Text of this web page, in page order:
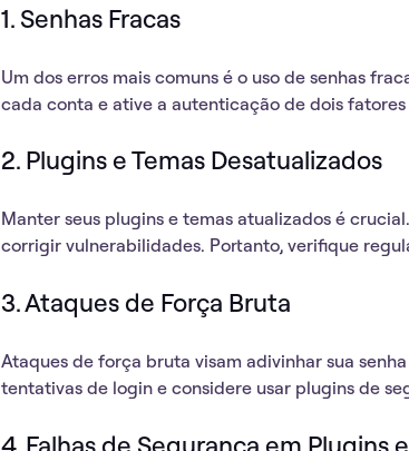
1. Senhas Fracas
Um dos erros mais comuns é o uso de senhas
cada conta e ative a autenticação de dois
2. Plugins e Temas Desatualizados
Manter seus plugins e temas atualizados é
corrigir vulnerabilidades. Portanto, verifique
3. Ataques de Força Bruta
Ataques de força bruta visam adivinhar sua
tentativas de login e considere usar plugins de